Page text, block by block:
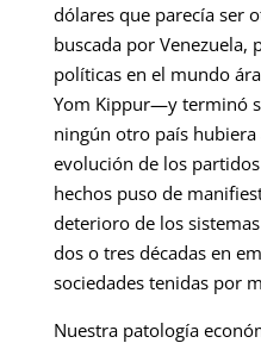
dólares que parecía ser
buscada por Venezuela,
políticas en el mundo
Yom Kippur—y terminó
ningún otro país
evolución de los
hechos puso de
deterioro de los
dos o tres décadas en
sociedades tenidas por
Nuestra patología